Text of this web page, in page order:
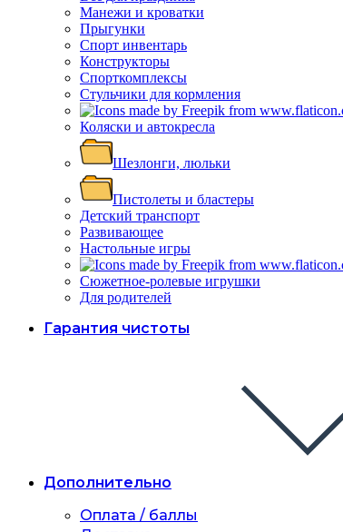
Манежи и кроватки
Прыгунки
Спорт инвентарь
Конструкторы
Спорткомплексы
Стульчики для кормления
Коляски и автокресла
Шезлонги, люльки
Пистолеты и бластеры
Детский транспорт
Развивающее
Настольные игры
Сюжетное-ролевые игрушки
Для родителей
Гарантия чистоты
Дополнительно
Оплата / баллы